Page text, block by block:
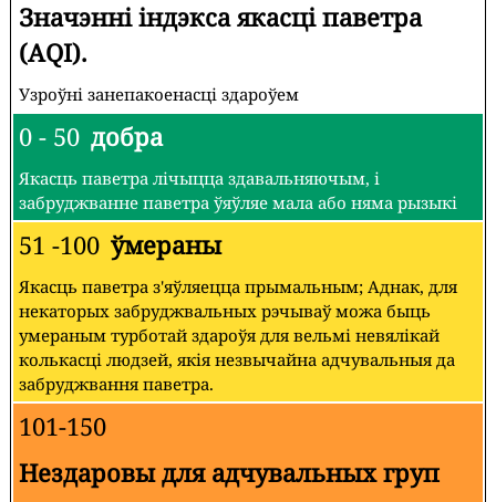
Значэнні індэкса якасці паветра
(AQI).
Узроўні занепакоенасці здароўем
0 - 50 добра
Якасць паветра лічыцца здавальняючым, і
забруджванне паветра ўяўляе мала або няма рызыкі
51 -100 ўмераны
Якасць паветра з'яўляецца прымальным; Аднак, для
некаторых забруджвальных рэчываў можа быць
умераным турботай здароўя для вельмі невялікай
колькасці людзей, якія незвычайна адчувальныя да
забруджвання паветра.
101-150
Нездаровы для адчувальных груп